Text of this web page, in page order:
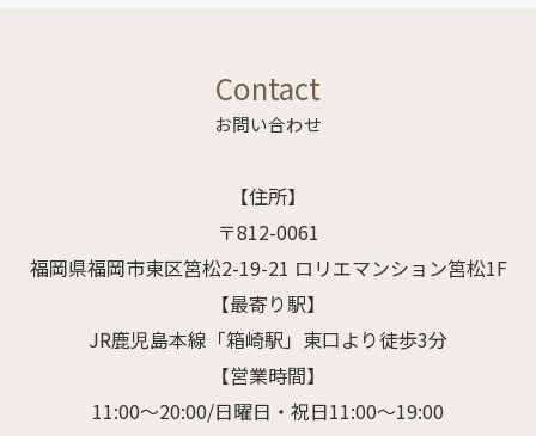
お問い合わせ
Contact
【住所】
〒812-0061
福岡県福岡市東区筥松2-19-21 ロリエマンション筥松1F
【最寄り駅】
JR鹿児島本線「箱崎駅」東口より徒歩3分
【営業時間】
11:00～20:00/日曜日・祝日11:00～19:00